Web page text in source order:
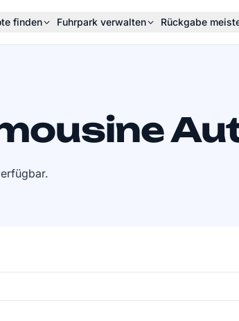
finden Fuhrpark verwalten Rückgabe